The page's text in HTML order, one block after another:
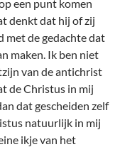
een punt komen
denkt dat hij of zij
met de gedachte dat
maken. Ik ben niet
van de antichrist
de Christus in mij
dat gescheiden zelf
natuurlijk in mij
ikje van het